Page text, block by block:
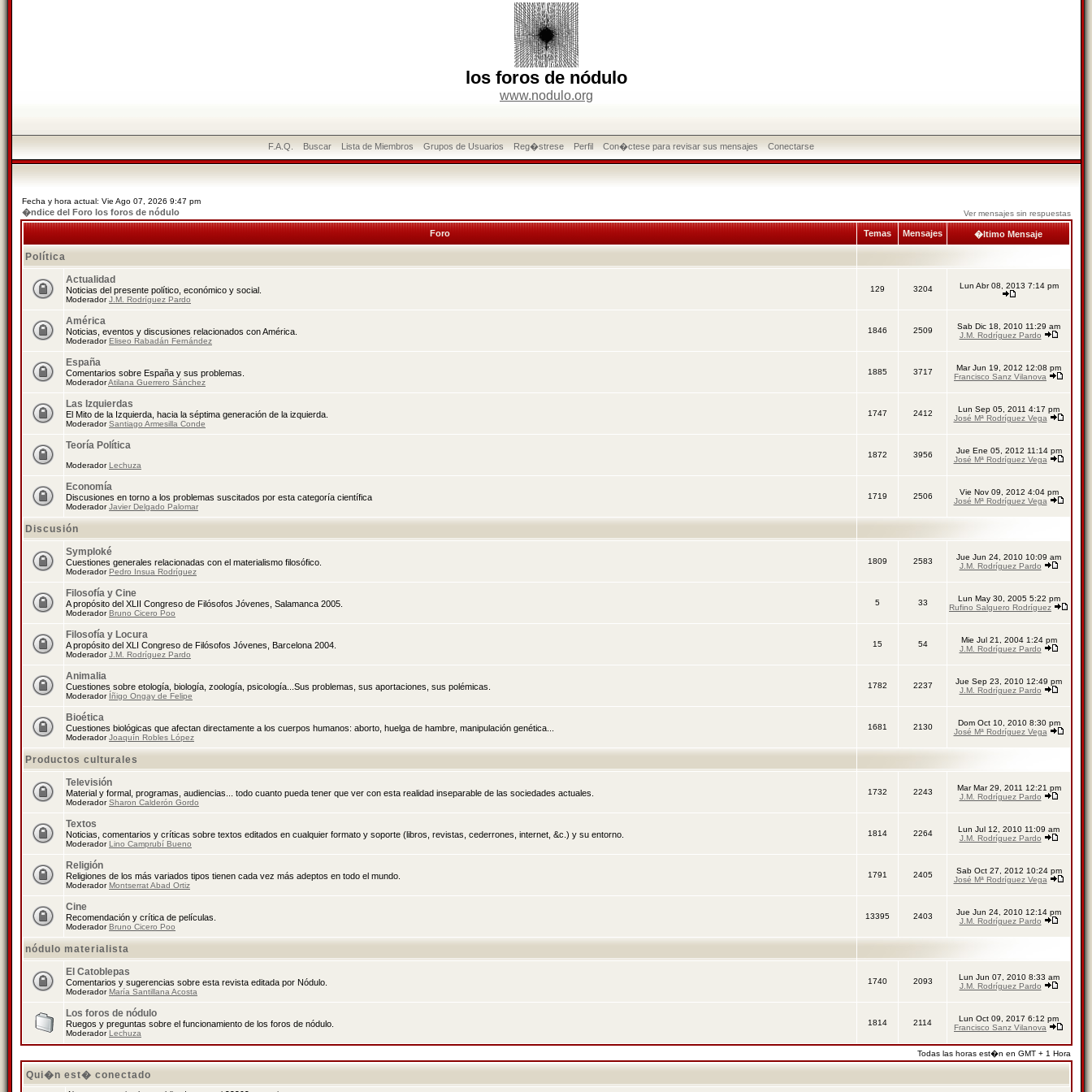
los foros de nódulo
www.nodulo.org
F.A.Q. Buscar Lista de Miembros Grupos de Usuarios Reg�strese Perfil Con�ctese para revisar sus mensajes Conectarse
Fecha y hora actual: Vie Ago 07, 2026 9:47 pm
�ndice del Foro los foros de nódulo Ver mensajes sin respuestas
Foro Temas Mensajes �ltimo Mensaje
Política
Actualidad
Noticias del presente político, económico y social.
ModeradorJ.M. Rodríguez Pardo
129 3204 Lun Abr 08, 2013 7:14 pm
América
Noticias, eventos y discusiones relacionados con América.
ModeradorEliseo Rabadán Fernández
1846 2509
Sab Dic 18, 2010 11:29 am
J.M. Rodríguez Pardo
España
Comentarios sobre España y sus problemas.
ModeradorAtilana Guerrero Sánchez
1885 3717
Mar Jun 19, 2012 12:08 pm
Francisco Sanz Vilanova
Las Izquierdas
El Mito de la Izquierda, hacia la séptima generación de la izquierda.
ModeradorSantiago Armesilla Conde
1747 2412
Lun Sep 05, 2011 4:17 pm
José Mª Rodríguez Vega
Teoría Política
ModeradorLechuza
1872 3956
Jue Ene 05, 2012 11:14 pm
José Mª Rodríguez Vega
Economía
Discusiones en torno a los problemas suscitados por esta categoría científica
ModeradorJavier Delgado Palomar
1719 2506
Vie Nov 09, 2012 4:04 pm
José Mª Rodríguez Vega
Discusión
Symploké
Cuestiones generales relacionadas con el materialismo filosófico.
ModeradorPedro Insua Rodríguez
1809 2583
Jue Jun 24, 2010 10:09 am
J.M. Rodríguez Pardo
Filosofía y Cine
A propósito del XLII Congreso de Filósofos Jóvenes, Salamanca 2005.
ModeradorBruno Cicero Poo
5 33
Lun May 30, 2005 5:22 pm
Rufino Salguero Rodríguez
Filosofía y Locura
A propósito del XLI Congreso de Filósofos Jóvenes, Barcelona 2004.
ModeradorJ.M. Rodríguez Pardo
15 54
Mie Jul 21, 2004 1:24 pm
J.M. Rodríguez Pardo
Animalia
Cuestiones sobre etología, biología, zoología, psicología...Sus problemas, sus aportaciones, sus polémicas.
Moderador Íñigo Ongay de Felipe
1782 2237
Jue Sep 23, 2010 12:49 pm
J.M. Rodríguez Pardo
Bioética
Cuestiones biológicas que afectan directamente a los cuerpos humanos: aborto, huelga de hambre, manipulación genética...
ModeradorJoaquín Robles López
1681 2130
Dom Oct 10, 2010 8:30 pm
José Mª Rodríguez Vega
Productos culturales
Televisión
Material y formal, programas, audiencias... todo cuanto pueda tener que ver con esta realidad inseparable de las sociedades actuales.
ModeradorSharon Calderón Gordo
1732 2243
Mar Mar 29, 2011 12:21 pm
J.M. Rodríguez Pardo
Textos
Noticias, comentarios y críticas sobre textos editados en cualquier formato y soporte (libros, revistas, cederrones, internet, &c.) y su entorno.
ModeradorLino Camprubí Bueno
1814 2264
Lun Jul 12, 2010 11:09 am
J.M. Rodríguez Pardo
Religión
Religiones de los más variados tipos tienen cada vez más adeptos en todo el mundo.
ModeradorMontserrat Abad Ortiz
1791 2405
Sab Oct 27, 2012 10:24 pm
José Mª Rodríguez Vega
Cine
Recomendación y crítica de películas.
ModeradorBruno Cicero Poo
13395 2403
Jue Jun 24, 2010 12:14 pm
J.M. Rodríguez Pardo
nódulo materialista
El Catoblepas
Comentarios y sugerencias sobre esta revista editada por Nódulo.
ModeradorMaría Santillana Acosta
1740 2093
Lun Jun 07, 2010 8:33 am
J.M. Rodríguez Pardo
Los foros de nódulo
Ruegos y preguntas sobre el funcionamiento de los foros de nódulo.
ModeradorLechuza
1814 2114
Lun Oct 09, 2017 6:12 pm
Francisco Sanz Vilanova
Todas las horas est�n en GMT + 1 Hora
Qui�n est� conectado